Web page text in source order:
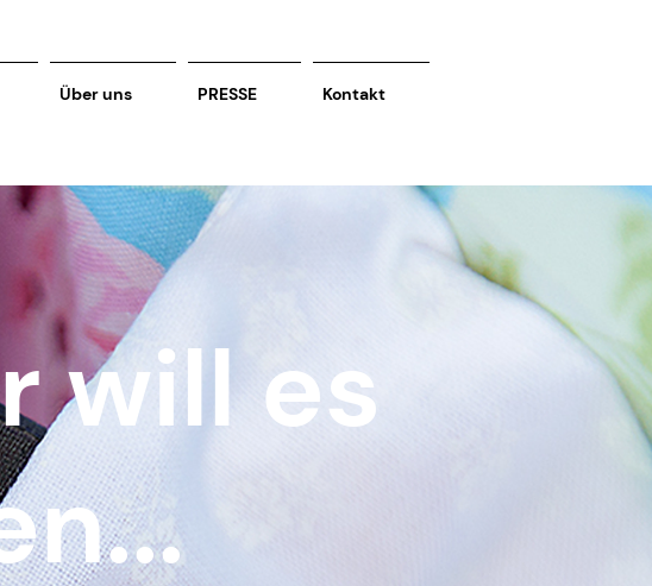
Über uns PRESSE Kontakt
will es